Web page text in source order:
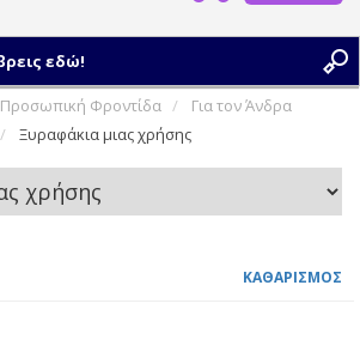
Προσωπική Φροντίδα
Για τον Άνδρα
Ξυραφάκια μιας χρήσης
ΚΑΘΑΡΙΣΜΟΣ